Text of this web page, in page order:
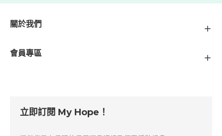
關於我們
會員專區
立即訂閱 My Hope！